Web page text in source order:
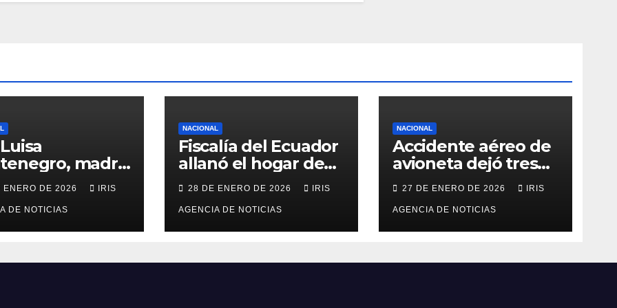
madre
Richard
falleció en
a los 73 años
ENERO DE 2026 IRIS
DE NOTICIAS
NACIONAL
Fiscalía del Ecuador
allanó el hogar de
excandidata
presidencial
vinculada al caso
Caja Chica
28 DE ENERO DE 2026 IRIS
AGENCIA DE NOTICIAS
NACIONAL
Accidente aéreo de
avioneta dejó tres
personas fallecidas
en provincia de
Morona Santiago
27 DE ENERO DE 2026 IRIS
AGENCIA DE NOTICIAS